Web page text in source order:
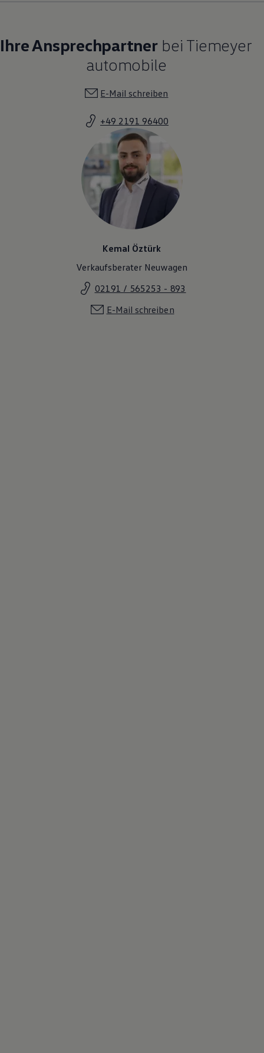
Ihre Ansprechpartnerbei Tiemeyer
automobile
E-Mail schreiben
+49 2191 96400
Kemal Öztürk
Verkaufsberater Neuwagen
02191 / 565253 - 893
E-Mail schreiben